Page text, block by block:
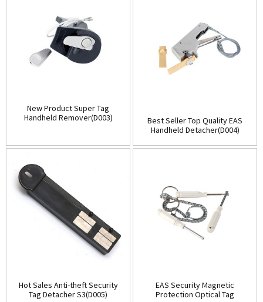
New Product Super Tag
Handheld Remover(D003)
Best Seller Top Quality EAS
Handheld Detacher(D004)
Hot Sales Anti-theft Security
Tag Detacher S3(D005)
EAS Security Magnetic
Protection Optical Tag